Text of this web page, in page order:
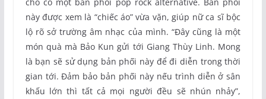
này được xem là “chiếc áo” vừa vặn, giúp nữ ca sĩ bộc
lộ rõ sở trường âm nhạc của mình. “Đây cũng là một
món quà mà Bảo Kun gửi tới Giang Thùy Linh. Mong
là bạn sẽ sử dụng bản phối này để đi diễn trong thời
gian tới. Đảm bảo bản phối này nếu trình diễn ở sân
khấu lớn thì tất cả mọi người đều sẽ nhún nhảy”,